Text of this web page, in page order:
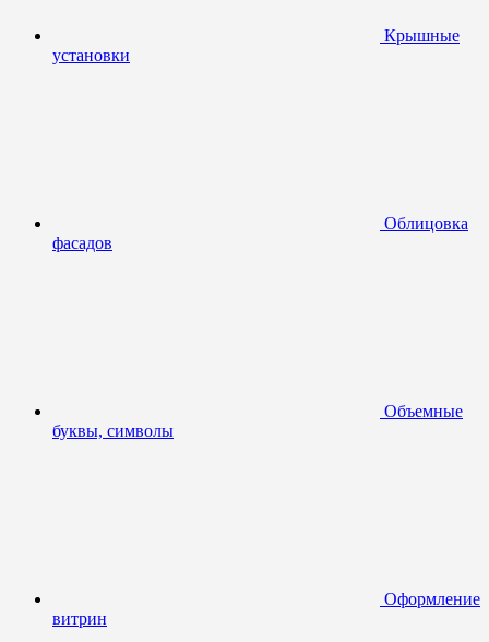
Крышные
установки
Облицовка
фасадов
Объемные
буквы, символы
Оформление
витрин